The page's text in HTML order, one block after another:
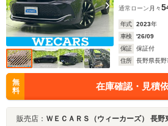
通常ローン 月々
年式 2023年
車検
'26/09
保証
保証付
住所
長野県長野
無
料
在庫確認・見積
販売店： ＷＥＣＡＲＳ（ウィーカーズ） 長野